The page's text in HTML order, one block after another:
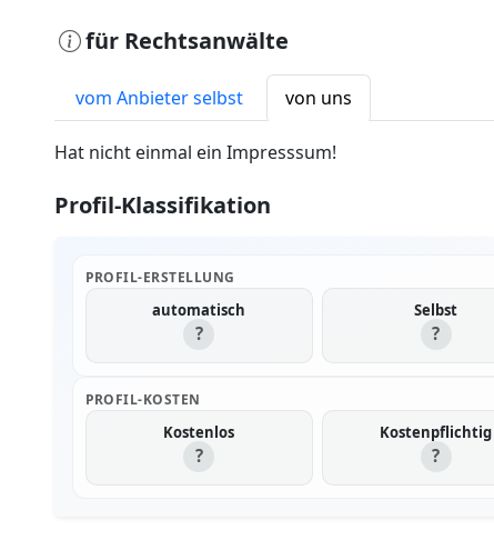
für Rechtsanwälte
vom Anbieter selbst von uns
Hat nicht einmal ein Impresssum!
Profil-Klassifikation
PROFIL-ERSTELLUNG
automatisch
?
Selbst
?
PROFIL-KOSTEN
Kostenlos
?
Kostenpflichtig
?